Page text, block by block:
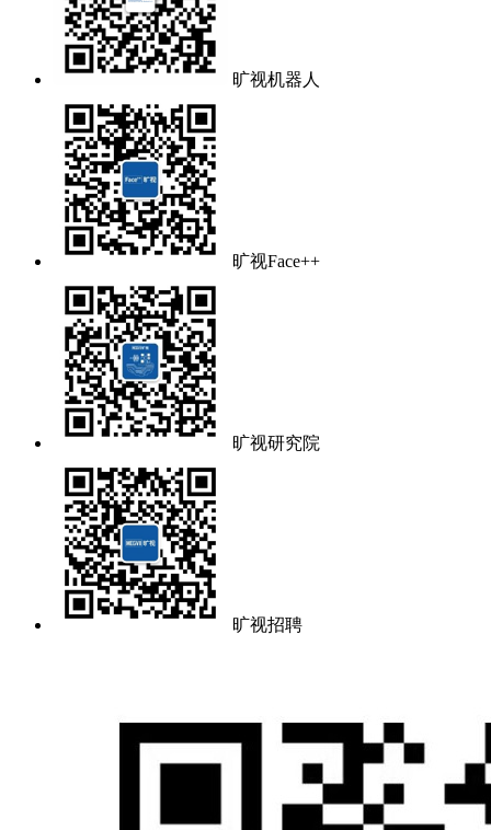
旷视机器人
旷视Face++
旷视研究院
旷视招聘